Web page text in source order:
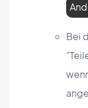
Bei